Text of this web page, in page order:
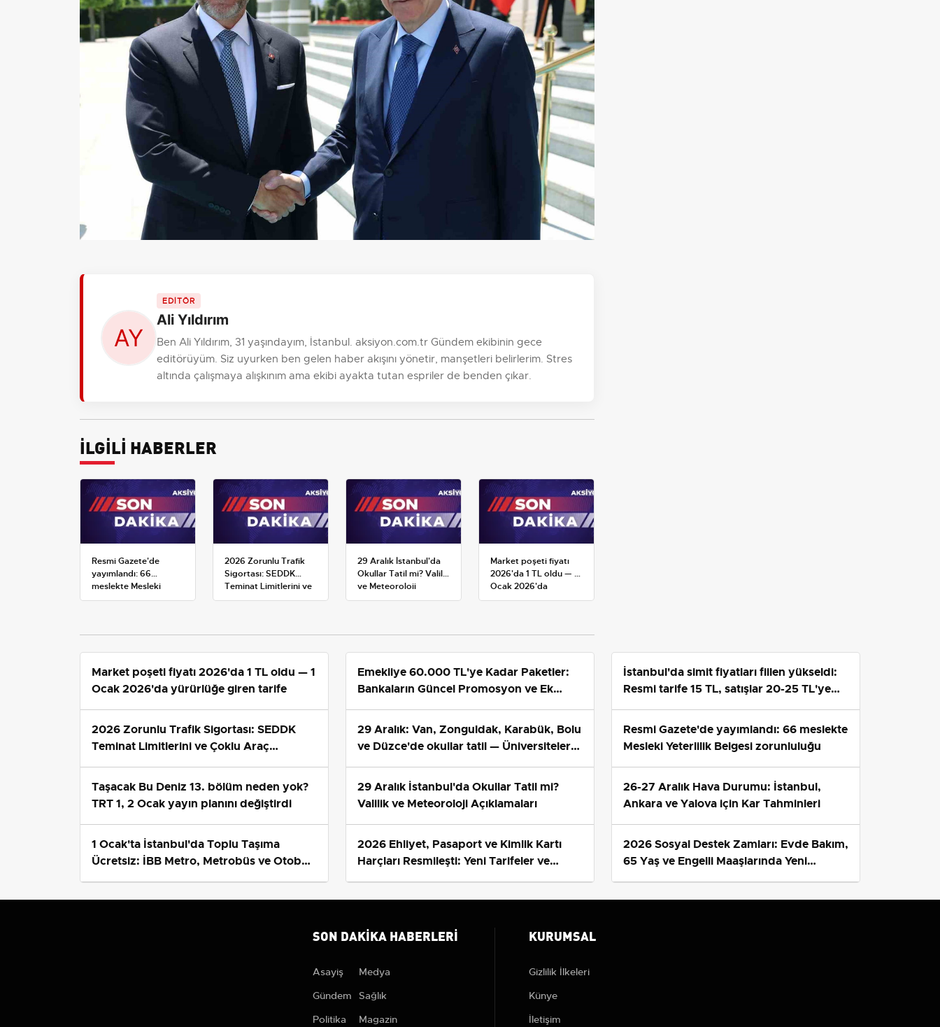
EDİTÖR
Ali Yıldırım
Ben Ali Yıldırım, 31 yaşındayım, İstanbul. aksiyon.com.tr Gündem ekibinin gece
editörüyüm. Siz uyurken ben gelen haber akışını yönetir, manşetleri belirlerim. Stres
altında çalışmaya alışkınım ama ekibi ayakta tutan espriler de benden çıkar.
İLGİLİ HABERLER
Resmi Gazete'de
yayımlandı: 66
meslekte Mesleki
Yeterlilik Belgesi
2026 Zorunlu Trafik
Sigortası: SEDDK
Teminat Limitlerini ve
Çoklu Araç Tarifesini
29 Aralık İstanbul'da
Okullar Tatil mi? Valilik
ve Meteoroloji
Açıklamaları
Market poşeti fiyatı
2026'da 1 TL oldu — 1
Ocak 2026'da
yürürlüğe giren tarife
Market poşeti fiyatı 2026'da 1 TL oldu — 1
Ocak 2026'da yürürlüğe giren tarife
2026 Zorunlu Trafik Sigortası: SEDDK
Teminat Limitlerini ve Çoklu Araç
Tarifesini Yeniden Belirledi
Taşacak Bu Deniz 13. bölüm neden yok?
TRT 1, 2 Ocak yayın planını değiştirdi
1 Ocak'ta İstanbul'da Toplu Taşıma
Ücretsiz: İBB Metro, Metrobüs ve Otobüs
Ek Seferlerini Açıkladı
Emekliye 60.000 TL'ye Kadar Paketler:
Bankaların Güncel Promosyon ve Ek
Avantajları
29 Aralık: Van, Zonguldak, Karabük, Bolu
ve Düzce'de okullar tatil — Üniversiteler
ne durumda?
29 Aralık İstanbul'da Okullar Tatil mi?
Valilik ve Meteoroloji Açıklamaları
2026 Ehliyet, Pasaport ve Kimlik Kartı
Harçları Resmileşti: Yeni Tarifeler ve
Geçerlilik Tarihi
İstanbul'da simit fiyatları fiilen yükseldi:
Resmi tarife 15 TL, satışlar 20-25 TL'ye
çıktı
Resmi Gazete'de yayımlandı: 66 meslekte
Mesleki Yeterlilik Belgesi zorunluluğu
26-27 Aralık Hava Durumu: İstanbul,
Ankara ve Yalova için Kar Tahminleri
2026 Sosyal Destek Zamları: Evde Bakım,
65 Yaş ve Engelli Maaşlarında Yeni
Tahminler
SON DAKIKA HABERLERI
Asayiş
Gündem
Politika
Medya
Sağlık
Magazin
KURUMSAL
Gizlilik İlkeleri
Künye
İletişim